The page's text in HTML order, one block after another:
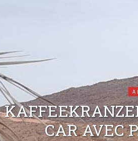
A
CAR AVEC